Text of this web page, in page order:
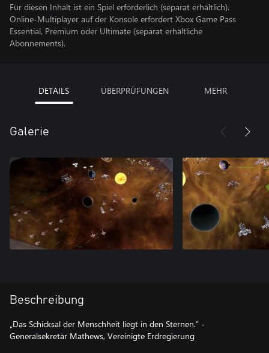
Für diesen Inhalt ist ein Spiel erforderlich (separat erhältlich).
Online-Multiplayer auf der Konsole erfordert Xbox Game Pass
Essential, Premium oder Ultimate (separat erhältliche
Abonnements).
DETAILS ÜBERPRÜFUNGEN MEHR
Galerie
Beschreibung
„Das Schicksal der Menschheit liegt in den Sternen.” -
Generalsekretär Mathews, Vereinigte Erdregierung